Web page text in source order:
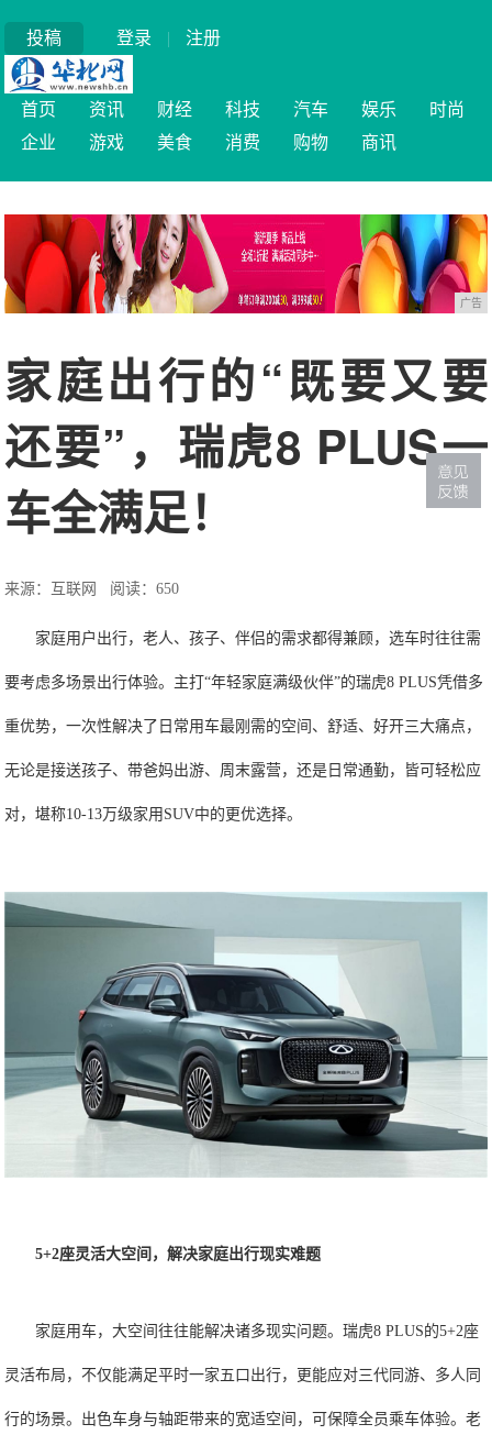
投稿 登录 | 注册
首页 资讯 财经 科技 汽车 娱乐
时尚
企业
游戏 美食 消费 购物 商讯
广告
家庭出行的“既要又要
还要”，瑞虎8 PLUS一
车全满足！
来源：互联网 阅读：650
家庭用户出行，老人、孩子、伴侣的需求都得兼顾，选车时往往需
要考虑多场景出行体验。主打“年轻家庭满级伙伴”的瑞虎8 PLUS凭借多
重优势，一次性解决了日常用车最刚需的空间、舒适、好开三大痛点，
无论是接送孩子、带爸妈出游、周末露营，还是日常通勤，皆可轻松应
对，堪称10-13万级家用SUV中的更优选择。
5+2座灵活大空间，解决家庭出行现实难题
家庭用车，大空间往往能解决诸多现实问题。瑞虎8 PLUS的5+2座
灵活布局，不仅能满足平时一家五口出行，更能应对三代同游、多人同
行的场景。出色车身与轴距带来的宽适空间，可保障全员乘车体验。老